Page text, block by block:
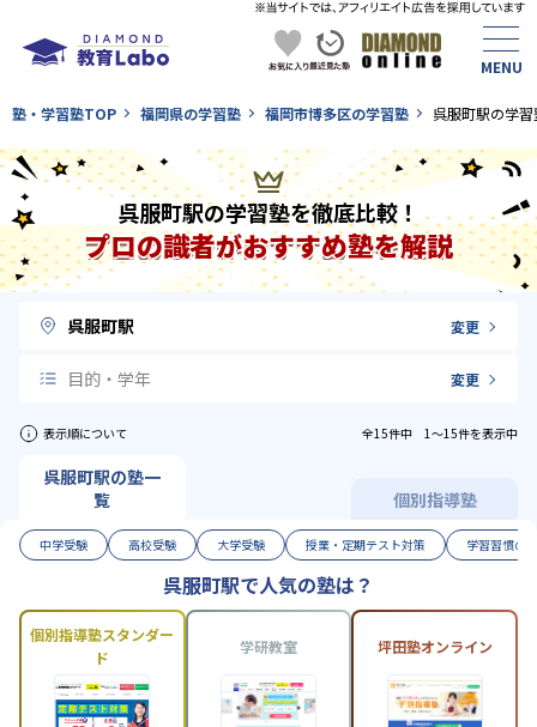
塾・学習塾TOP 福岡県の学習塾 福岡市博多区の学習塾 呉服町駅の学習
呉服町駅の学習塾を徹底比較！
プロの識者がおすすめ塾を解説
呉服町駅 変更
目的・学年 変更
表示順について 全15件中 1〜15件を表示中
呉服町駅の塾一
覧
個別指導塾
中学受験 高校受験 大学受験 授業・定期テスト対策 学習習慣の
呉服町駅で人気の塾は？
個別指導塾スタンダー
ド
学研教室 坪田塾オンライン